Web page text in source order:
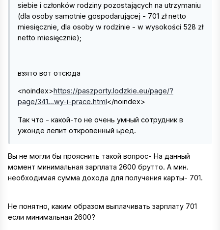
siebie i członków rodziny pozostających na utrzymaniu
(dla osoby samotnie gospodarującej - 701 zł netto
miesięcznie, dla osoby w rodzinie - w wysokości 528 zł
netto miesięcznie);
взято вот отсюда
<noindex>https://paszporty.lodzkie.eu/page/?
page/341...wy-i-prace.html </noindex>
Так что - какой-то не очень умный сотрудник в
ужонде лепит откровенный ьред.
Вы не могли бы прояснить такой вопрос- На данный
момент минимальная зарплата 2600 брутто. А мин.
необходимая сумма дохода для получения карты- 701.
Не понятно, каким образом выплачивать зарплату 701
если минимальная 2600?